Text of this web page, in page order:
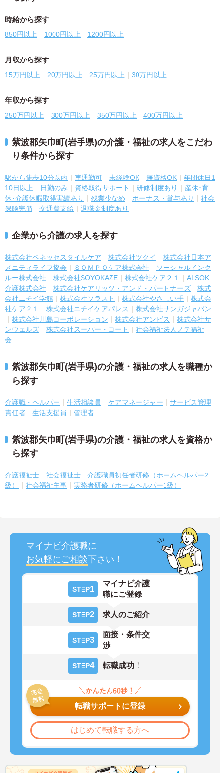
時給から探す
850円以上 1000円以上 1200円以上
月収から探す
15万円以上 20万円以上 25万円以上 30万円以上
年収から探す
250万円以上 300万円以上 350万円以上 400万円以上
紫波郡矢巾町(岩手県)の介護・福祉の求人をこだわ
り条件から探す
駅から徒歩10分以内 車通勤可 未経験OK 無資格OK
年間休日1
10日以上
日勤のみ 資格取得サポート 研修制度あり
産休･育
休･介護休暇取得実績あり
残業少なめ ボーナス・賞与あり
社会
保険完備
交通費支給 退職金制度あり
企業から介護の求人を探す
株式会社ベネッセスタイルケア 株式会社ツクイ
株式会社日本ア
メニティライフ協会
ＳＯＭＰＯケア株式会社
ソーシャルインク
ルー株式会社
株式会社SOYOKAZE 株式会社ケア２１
ALSOK
介護株式会社
株式会社ケアリッツ・アンド・パートナーズ
株式
会社ニチイ学館
株式会社ソラスト 株式会社やさしい手
株式会
社ケア２１
株式会社ニチイケアパレス
株式会社サンガジャパン
株式会社川島コーポレーション
株式会社アンビス
株式会社サ
ンウェルズ
株式会社スーパー・コート
社会福祉法人ノテ福祉
会
紫波郡矢巾町(岩手県)の介護・福祉の求人を職種か
ら探す
介護職・ヘルパー 生活相談員 ケアマネージャー
サービス管理
責任者
生活支援員 管理者
紫波郡矢巾町(岩手県)の介護・福祉の求人を資格か
ら探す
介護福祉士 社会福祉士
介護職員初任者研修（ホームヘルパー2
級）
社会福祉主事 実務者研修（ホームヘルパー1級）
マイナビ介護職に
お気軽にご相談下さい！
STEP1
マイナビ介護
職にご登録
STEP2 求人のご紹介
STEP3
面接・条件交
渉
STEP4 転職成功！
転職サポートに登録
はじめて転職する方へ